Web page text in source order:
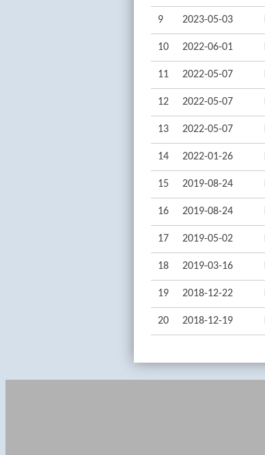
9 2023-05-03
10 2022-06-01
11 2022-05-07
12 2022-05-07
13 2022-05-07
14 2022-01-26
15 2019-08-24
16 2019-08-24
17 2019-05-02
18 2019-03-16
19 2018-12-22
20 2018-12-19